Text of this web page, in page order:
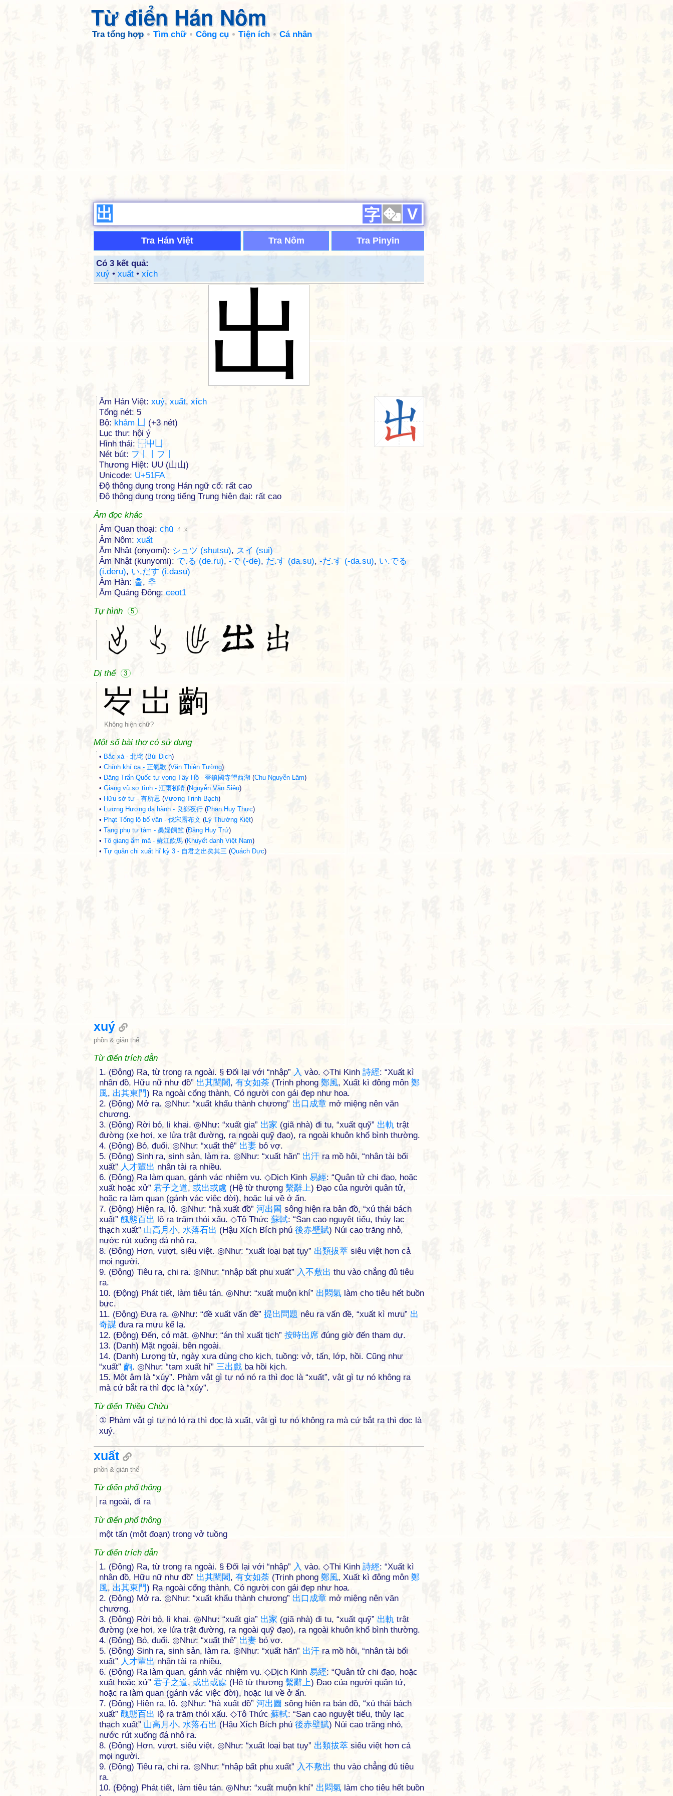
Từ điển Hán Nôm
Tra tổng hợp Tìm chữ Công cụ Tiện ích Cá nhân
字 V
Tra Hán Việt Tra Nôm Tra Pinyin
Có 3 kết quả:
xuý • xuất • xích
出
Âm Hán Việt: xuý, xuất, xích
Tổng nét: 5
Bộ: khảm 凵 (+3 nét)
Lục thư: hội ý
Hình thái: ⿱屮 凵
Nét bút: フ丨丨フ丨
Thương Hiệt: UU (山山)
Unicode: U+51FA
Độ thông dụng trong Hán ngữ cổ: rất cao
Độ thông dụng trong tiếng Trung hiện đại: rất cao
Âm đọc khác
Âm Quan thoại: chū ㄔㄨ
Âm Nôm: xuất
Âm Nhật (onyomi): シュツ (shutsu), スイ (sui)
Âm Nhật (kunyomi): で.る (de.ru), -で (-de), だ.す (da.su), -だ.す (-da.su), い.でる
(i.deru), い.だす (i.dasu)
Âm Hàn: 출, 추
Âm Quảng Đông: ceot1
Tự hình
5
Dị thể 3
㞮 岀 齣
Không hiện chữ?
Một số bài thơ có sử dụng
• Bắc xá - 北垞 (Bùi Địch)
• Chính khí ca - 正氣歌 (Văn Thiên Tường)
• Đăng Trấn Quốc tự vọng Tây Hồ - 登鎮國寺望西湖 (Chu Nguyễn Lâm)
• Giang vũ sơ tình - 江雨初睛 (Nguyễn Văn Siêu)
• Hữu sở tư - 有所思 (Vương Trinh Bạch)
• Lương Hương dạ hành - 良鄉夜行 (Phan Huy Thực)
• Phạt Tống lộ bố văn - 伐宋露布文 (Lý Thường Kiệt)
• Tang phụ tự tàm - 桑婦飼蠶 (Đặng Huy Trứ)
• Tô giang ẩm mã - 蘇江飲馬 (Khuyết danh Việt Nam)
• Tự quân chi xuất hĩ kỳ 3 - 自君之出矣其三 (Quách Dực)
xuý
phồn & giản thể
Từ điển trích dẫn
1. (Động) Ra, từ trong ra ngoài. § Đối lại với “nhập” 入 vào. ◇Thi Kinh 詩經: “Xuất kì
nhân đồ, Hữu nữ như đồ” 出其闉闍, 有女如荼 (Trịnh phong 鄭風, Xuất kì đông môn 鄭
風, 出其東門) Ra ngoài cổng thành, Có người con gái đẹp như hoa.
2. (Động) Mở ra. ◎Như: “xuất khẩu thành chương” 出口 成章 mở miệng nên văn
chương.
3. (Động) Rời bỏ, li khai. ◎Như: “xuất gia” 出家 (giã nhà) đi tu, “xuất quỹ” 出軌 trật
đường (xe hơi, xe lửa trật đường, ra ngoài quỹ đạo), ra ngoài khuôn khổ bình thường.
4. (Động) Bỏ, đuổi. ◎Như: “xuất thê” 出妻 bỏ vợ.
5. (Động) Sinh ra, sinh sản, làm ra. ◎Như: “xuất hãn” 出汗 ra mồ hôi, “nhân tài bối
xuất” 人才輩出 nhân tài ra nhiều.
6. (Động) Ra làm quan, gánh vác nhiệm vụ. ◇Dịch Kinh 易經: “Quân tử chi đạo, hoặc
xuất hoặc xử” 君子之道, 或出或處 (Hệ từ thượng 繫辭上) Đạo của người quân tử,
hoặc ra làm quan (gánh vác việc đời), hoặc lui về ở ẩn.
7. (Động) Hiện ra, lộ. ◎Như: “hà xuất đồ” 河出 圖 sông hiện ra bản đồ, “xú thái bách
xuất” 醜態百出 lộ ra trăm thói xấu. ◇Tô Thức 蘇軾: “San cao nguyệt tiểu, thủy lạc
thạch xuất” 山高 月 小, 水落石出 (Hậu Xích Bích phú 後赤壁賦) Núi cao trăng nhỏ,
nước rút xuống đá nhô ra.
8. (Động) Hơn, vượt, siêu việt. ◎Như: “xuất loại bạt tụy” 出類拔萃 siêu việt hơn cả
mọi người.
9. (Động) Tiêu ra, chi ra. ◎Như: “nhập bất phu xuất” 入不敷出 thu vào chẳng đủ tiêu
ra.
10. (Động) Phát tiết, làm tiêu tán. ◎Như: “xuất muộn khí” 出 悶氣 làm cho tiêu hết buồn
bực.
11. (Động) Đưa ra. ◎Như: “đề xuất vấn đề” 提出 問題 nêu ra vấn đề, “xuất kì mưu” 出
奇謀 đưa ra mưu kế lạ.
12. (Động) Đến, có mặt. ◎Như: “án thì xuất tịch” 按時出 席 đúng giờ đến tham dự.
13. (Danh) Mặt ngoài, bên ngoài.
14. (Danh) Lượng từ, ngày xưa dùng cho kịch, tuồng: vở, tấn, lớp, hồi. Cũng như
“xuất” 齣. ◎Như: “tam xuất hí” 三出戲 ba hồi kịch.
15. Một âm là “xúy”. Phàm vật gì tự nó nó ra thì đọc là “xuất”, vật gì tự nó không ra
mà cứ bắt ra thì đọc là “xúy”.
Từ điển Thiều Chửu
① Phàm vật gì tự nó ló ra thì đọc là xuất, vật gì tự nó không ra mà cứ bắt ra thì đọc là
xuý.
xuất
phồn & giản thể
Từ điển phổ thông
ra ngoài, đi ra
Từ điển phổ thông
một tấn (một đoạn) trong vở tuồng
Từ điển trích dẫn
1. (Động) Ra, từ trong ra ngoài. § Đối lại với “nhập” 入 vào. ◇Thi Kinh 詩經: “Xuất kì
nhân đồ, Hữu nữ như đồ” 出其闉闍, 有女如荼 (Trịnh phong 鄭風, Xuất kì đông môn 鄭
風, 出其東門) Ra ngoài cổng thành, Có người con gái đẹp như hoa.
2. (Động) Mở ra. ◎Như: “xuất khẩu thành chương” 出口 成章 mở miệng nên văn
chương.
3. (Động) Rời bỏ, li khai. ◎Như: “xuất gia” 出家 (giã nhà) đi tu, “xuất quỹ” 出軌 trật
đường (xe hơi, xe lửa trật đường, ra ngoài quỹ đạo), ra ngoài khuôn khổ bình thường.
4. (Động) Bỏ, đuổi. ◎Như: “xuất thê” 出妻 bỏ vợ.
5. (Động) Sinh ra, sinh sản, làm ra. ◎Như: “xuất hãn” 出汗 ra mồ hôi, “nhân tài bối
xuất” 人才輩出 nhân tài ra nhiều.
6. (Động) Ra làm quan, gánh vác nhiệm vụ. ◇Dịch Kinh 易經: “Quân tử chi đạo, hoặc
xuất hoặc xử” 君子之道, 或出或處 (Hệ từ thượng 繫辭上) Đạo của người quân tử,
hoặc ra làm quan (gánh vác việc đời), hoặc lui về ở ẩn.
7. (Động) Hiện ra, lộ. ◎Như: “hà xuất đồ” 河出 圖 sông hiện ra bản đồ, “xú thái bách
xuất” 醜態百出 lộ ra trăm thói xấu. ◇Tô Thức 蘇軾: “San cao nguyệt tiểu, thủy lạc
thạch xuất” 山高 月 小, 水落石出 (Hậu Xích Bích phú 後赤壁賦) Núi cao trăng nhỏ,
nước rút xuống đá nhô ra.
8. (Động) Hơn, vượt, siêu việt. ◎Như: “xuất loại bạt tụy” 出類拔萃 siêu việt hơn cả
mọi người.
9. (Động) Tiêu ra, chi ra. ◎Như: “nhập bất phu xuất” 入不敷出 thu vào chẳng đủ tiêu
ra.
10. (Động) Phát tiết, làm tiêu tán. ◎Như: “xuất muộn khí” 出 悶氣 làm cho tiêu hết buồn